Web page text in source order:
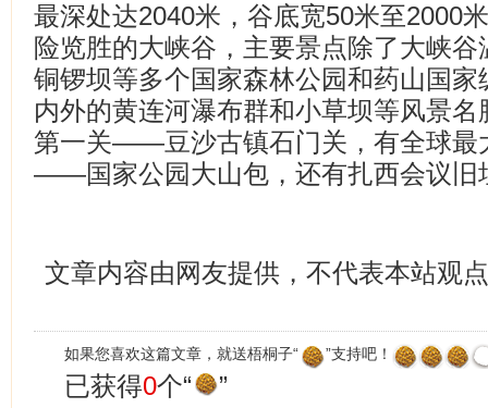
最深处达2040米，谷底宽50米至2000
险览胜的大峡谷，主要景点除了大峡
铜锣坝等多个国家森林公园和药山国
内外的黄连河瀑布群和小草坝等风景
第一关——豆沙古镇石门关，有全球最
——国家公园大山包，还有扎西会议旧
文章内容由网友提供，不代表本站观点
如果您喜欢这篇文章，就送梧桐子“ ”支持吧！
已获得0个“ ”